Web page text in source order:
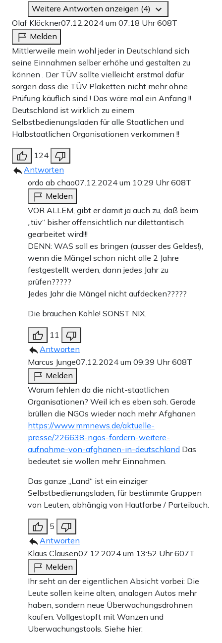
Weitere Antworten anzeigen (4)
Olaf Klöckner07.12.2024 um 07:18 Uhr608T
Melden
Mittlerweile mein wohl jeder in Deutschland sich
seine Einnahmen selber erhöhe und gestalten zu
können . Der TÜV sollte vielleicht erstmal dafür
sorgen dass die TÜV Plaketten nicht mehr ohne
Prüfung käuflich sind ! Das wäre mal ein Anfang !!
Deutschland ist wirklich zu einem
Selbstbedienungsladen für alle Staatlichen und
Halbstaatlichen Organisationen verkommen !!
124
Antworten
ordo ab chao07.12.2024 um 10:29 Uhr608T
Melden
VOR ALLEM, gibt er damit ja auch zu, daß beim
„tüv“ bisher offensichtlich nur dilettantisch
gearbeitet wird!!!
DENN: WAS soll es bringen (ausser des Geldes!),
wenn die Mängel schon nicht alle 2 Jahre
festgestellt werden, dann jedes Jahr zu
prüfen?????
Jedes Jahr die Mängel nicht aufdecken?????
Die brauchen Kohle! SONST NIX.
11
Antworten
Marcus Junge07.12.2024 um 09:39 Uhr608T
Melden
Warum fehlen da die nicht-staatlichen
Organisationen? Weil ich es eben sah. Gerade
brüllen die NGOs wieder nach mehr Afghanen
https://www.mmnews.de/aktuelle-
presse/226638-ngos-fordern-weitere-
aufnahme-von-afghanen-in-deutschland Das
bedeutet sie wollen mehr Einnahmen.
Das ganze „Land“ ist ein einziger
Selbstbedienungsladen, für bestimmte Gruppen
von Leuten, abhängig von Hautfarbe / Parteibuch.
5
Antworten
Klaus Clausen07.12.2024 um 13:52 Uhr607T
Melden
Ihr seht an der eigentlichen Absicht vorbei: Die
Leute sollen keine alten, analogen Autos mehr
haben, sondern neue Überwachungsdrohnen
kaufen. Vollgestopft mit Wanzen und
Uberwachungstools. Siehe hier: